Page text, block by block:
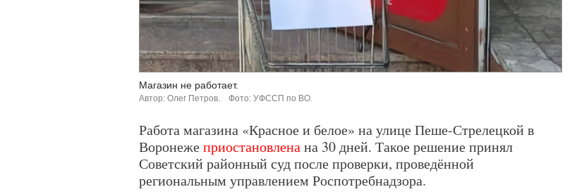
Магазин не работает.
Автор: Олег Петров. Фото: УФССП по ВО.
Работа магазина «Красное и белое» на улице Пеше-Стрелецкой в
Воронежеприостановленана 30 дней. Такое решение принял
Советский районный суд после проверки, проведённой
региональным управлением Роспотребнадзора.